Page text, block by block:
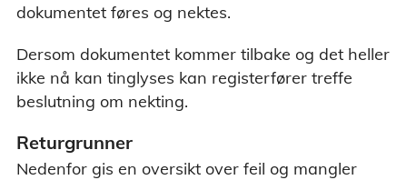
dokumentet føres og nektes.
Dersom dokumentet kommer tilbake og det heller
ikke nå kan tinglyses kan registerfører treffe
beslutning om nekting.
Returgrunner
Nedenfor gis en oversikt over feil og mangler